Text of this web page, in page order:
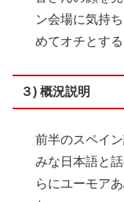
ン会場に気持
めてオチとする
３) 概況説明
前半のスペイ
みな日本語と
らにユーモア